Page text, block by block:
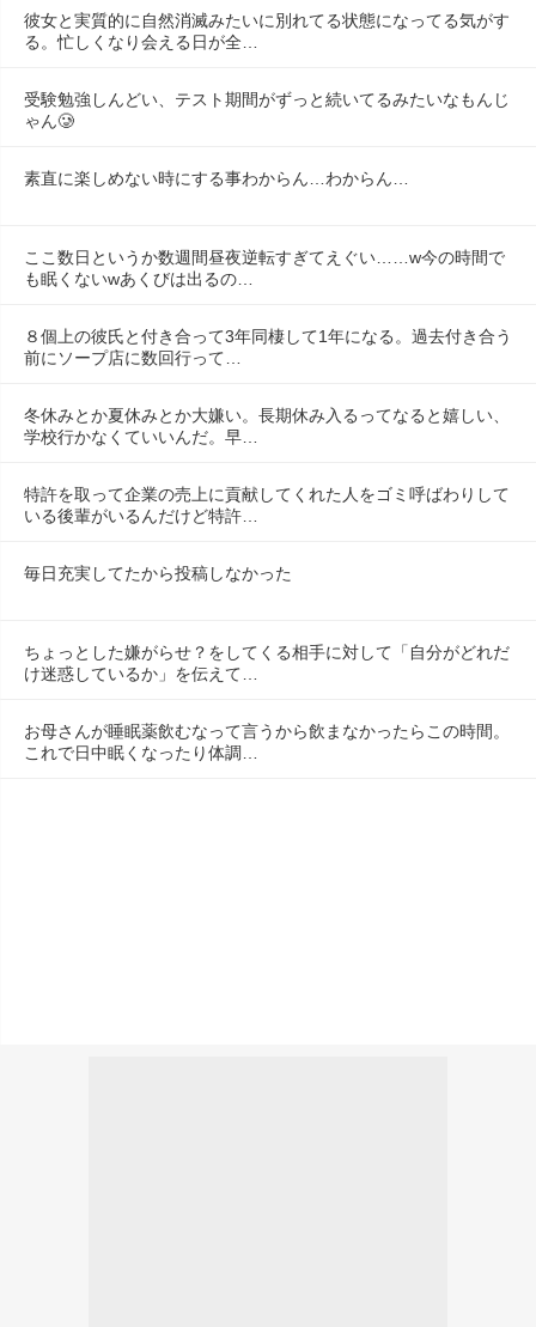
彼女と実質的に自然消滅みたいに別れてる状態になってる気がす
る。忙しくなり会える日が全…
受験勉強しんどい、テスト期間がずっと続いてるみたいなもんじ
ゃん🥲
素直に楽しめない時にする事わからん…わからん…
ここ数日というか数週間昼夜逆転すぎてえぐい……w今の時間で
も眠くないwあくびは出るの…
８個上の彼氏と付き合って3年同棲して1年になる。過去付き合う
前にソープ店に数回行って…
冬休みとか夏休みとか大嫌い。長期休み入るってなると嬉しい、
学校行かなくていいんだ。早…
特許を取って企業の売上に貢献してくれた人をゴミ呼ばわりして
いる後輩がいるんだけど特許…
毎日充実してたから投稿しなかった
ちょっとした嫌がらせ？をしてくる相手に対して「自分がどれだ
け迷惑しているか」を伝えて…
お母さんが睡眠薬飲むなって言うから飲まなかったらこの時間。
これで日中眠くなったり体調…